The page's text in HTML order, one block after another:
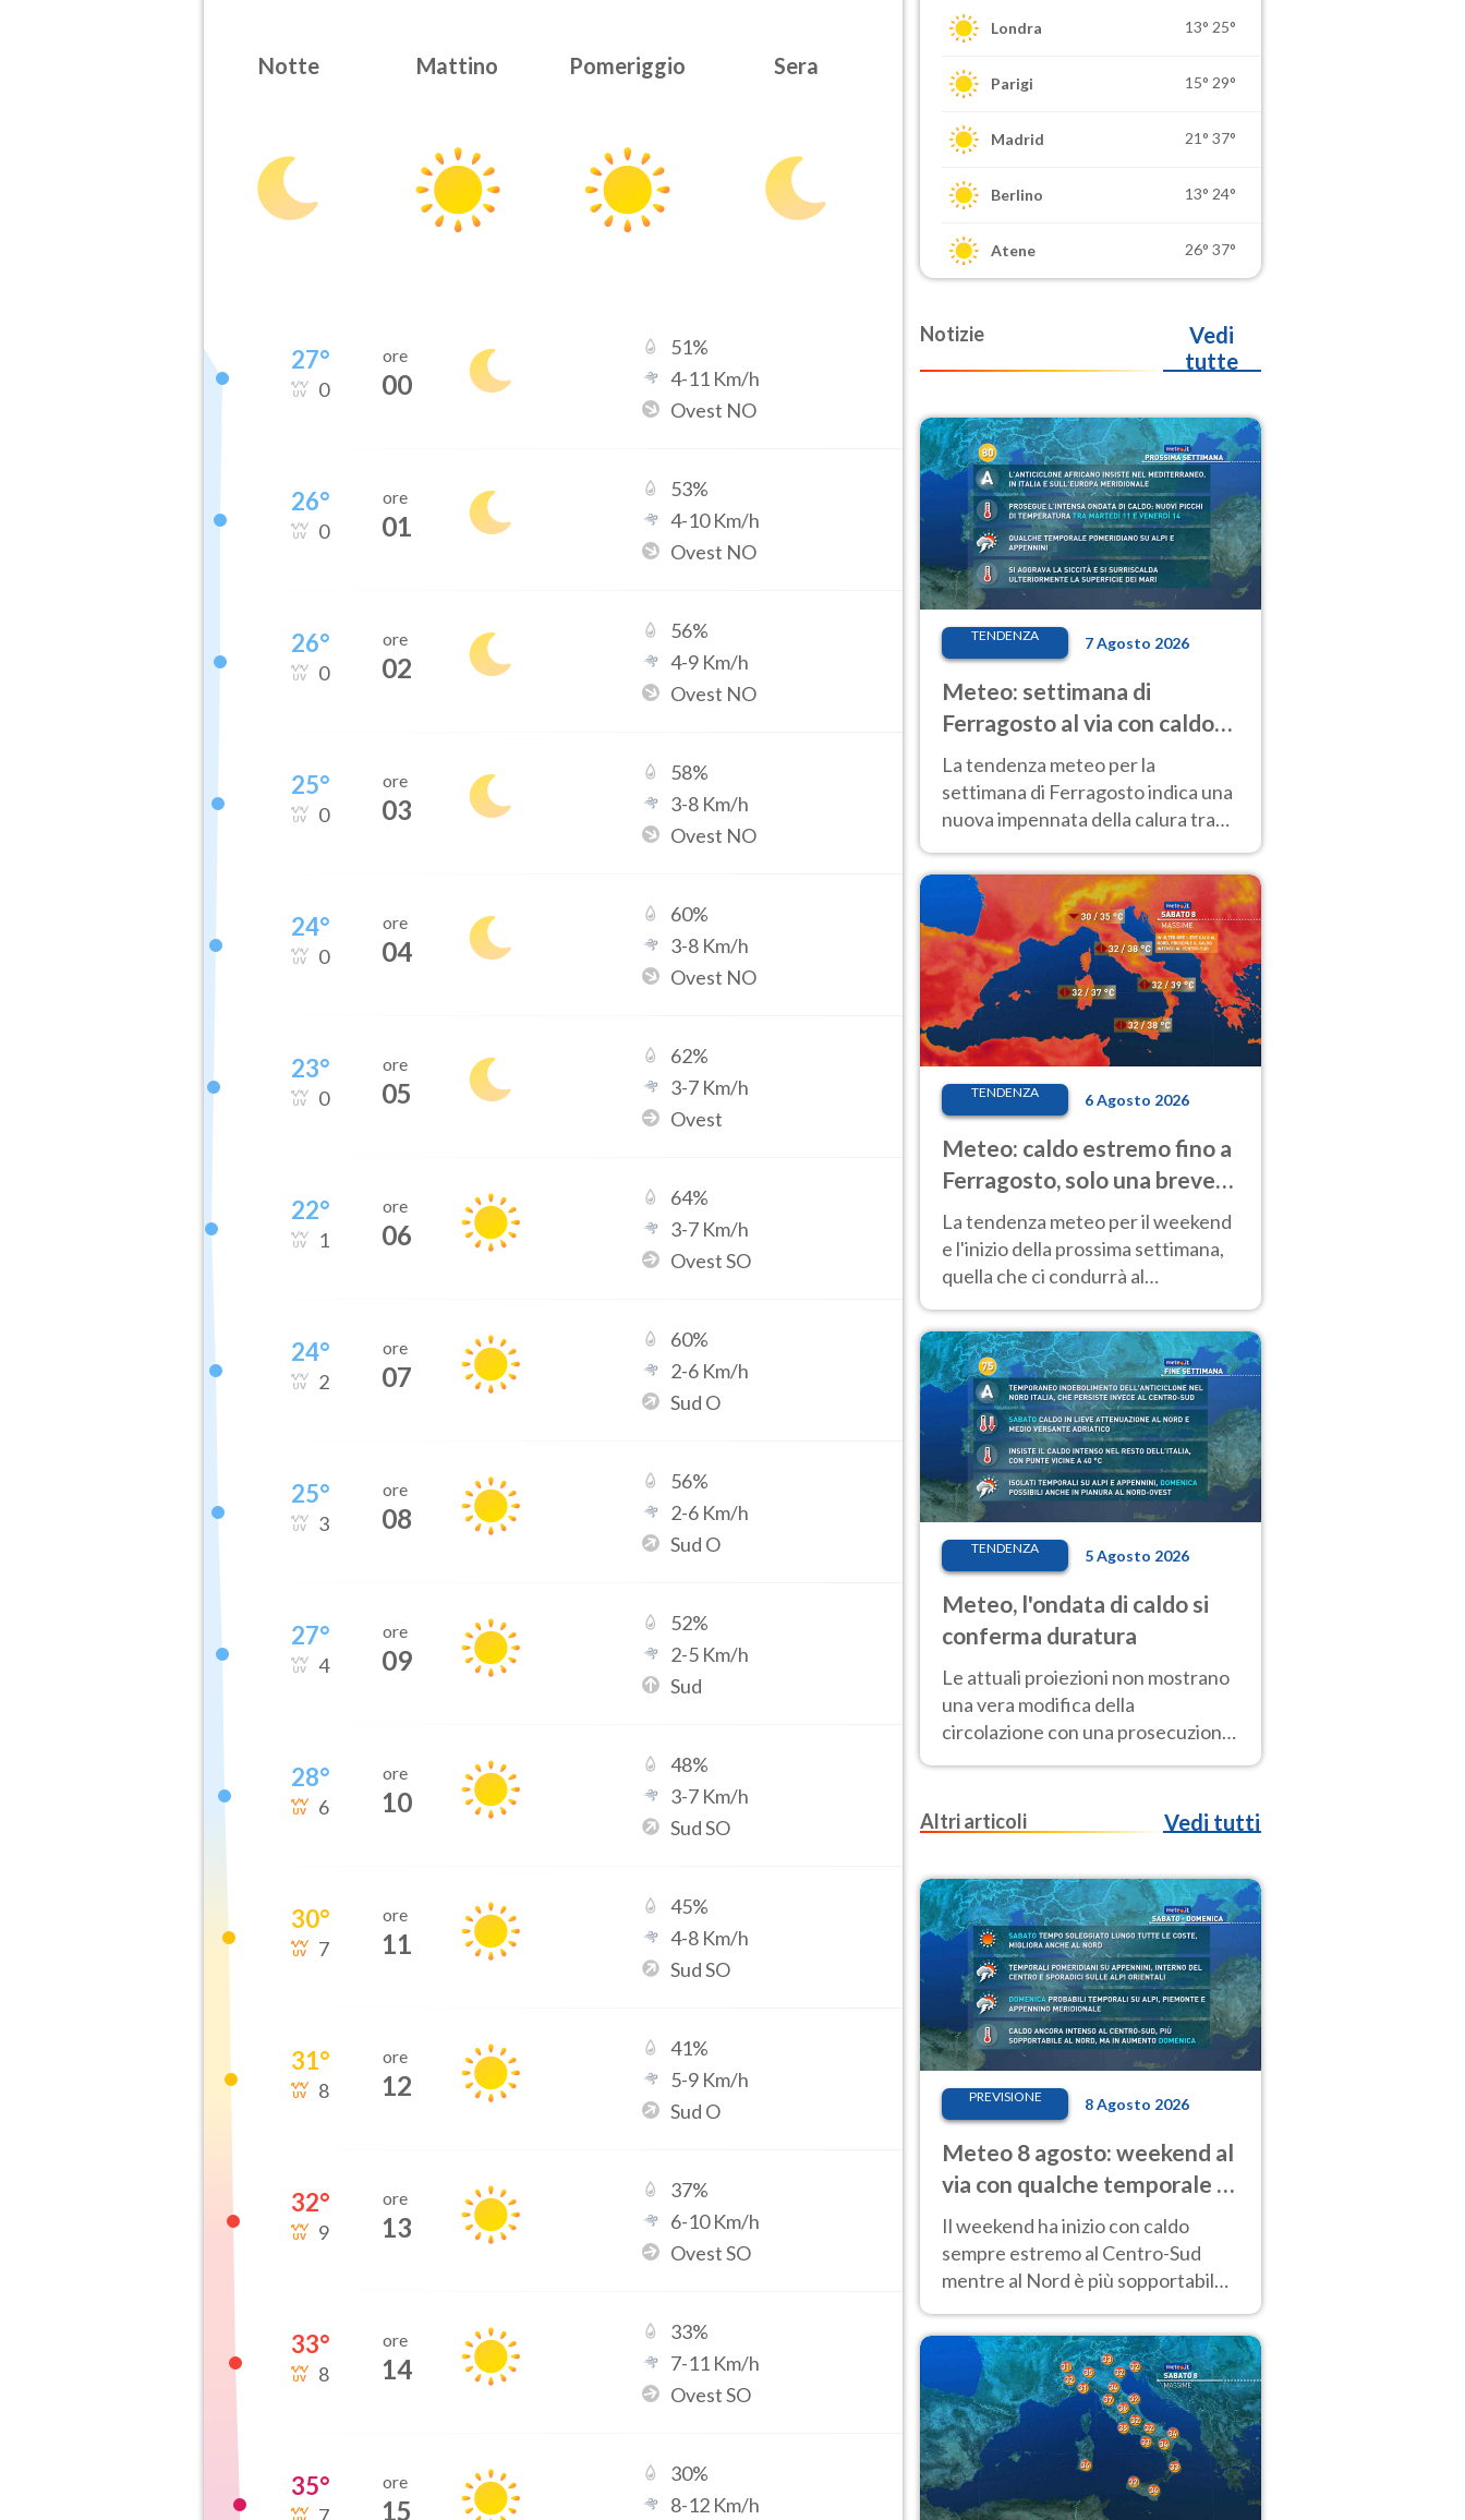
Notte Mattino Pomeriggio Sera
27°
0
ore
00
51%
4-11 Km/h
Ovest NO
26°
0
ore
01
53%
4-10Km/h
Ovest NO
26°
0
ore
02
56%
4-9 Km/h
Ovest NO
25°
0
ore
03
58%
3-8 Km/h
Ovest NO
24°
0
ore
04
60%
3-8 Km/h
Ovest NO
23°
0
ore
05
62%
3-7 Km/h
Ovest
22°
1
ore
06
64%
3-7 Km/h
Ovest SO
24°
2
ore
07
60%
2-6 Km/h
Sud O
25°
3
ore
08
56%
2-6 Km/h
Sud O
27°
4
ore
09
52%
2-5 Km/h
Sud
28°
6
ore
10
48%
3-7 Km/h
Sud SO
30°
7
ore
11
45%
4-8 Km/h
Sud SO
31°
8
ore
12
41%
5-9 Km/h
Sud O
32°
9
ore
13
37%
6-10Km/h
Ovest SO
33°
8
ore
14
33%
7-11 Km/h
Ovest SO
35° ore
15
30%
8-12 Km/h
Londra 13° 25°
Parigi 15° 29°
Madrid 21° 37°
Berlino 13° 24°
Atene 26° 37°
Notizie
Vedi
tutte
TENDENZA 7 Agosto 2026
Meteo: settimana di
Ferragosto al via con caldo
intenso e qualche temporale
La tendenza meteo per la
settimana di Ferragosto indica una
nuova impennata della calura tra
anche al Nord.
TENDENZA 6 Agosto 2026
Meteo: caldo estremo fino a
Ferragosto, solo una breve
pausa. Ecco dove
La tendenza meteo per il weekend
e l'inizio della prossima settimana,
quella che ci condurrà al
temperature molto elevate
TENDENZA 5 Agosto 2026
Meteo, l'ondata di caldo si
conferma duratura
Le attuali proiezioni non mostrano
una vera modifica della
circolazione con una prosecuzione
del caldo fuori scala per molti
Ferragosto
Altri articoli Vedi tutti
PREVISIONE 8 Agosto 2026
Meteo 8 agosto: weekend al
via con qualche temporale e
caldo estremo al Centro-Sud
Il weekend ha inizio con caldo
sempre estremo al Centro-Sud
mentre al Nord è più sopportabile
calore sui rilievi.